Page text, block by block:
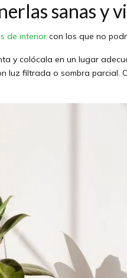
sanas y
de interiorcon los que no
y colócala en un lugar
luz filtrada o sombra parcial.